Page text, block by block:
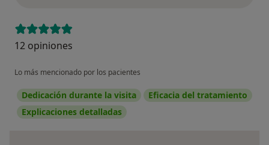
12 opiniones
Lo más mencionado por los pacientes
Dedicación durante la visita
Eficacia del tratamiento
Explicaciones detalladas